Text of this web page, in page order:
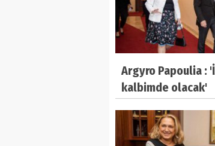
Argyro Papoulia :
kalbimde olacak'